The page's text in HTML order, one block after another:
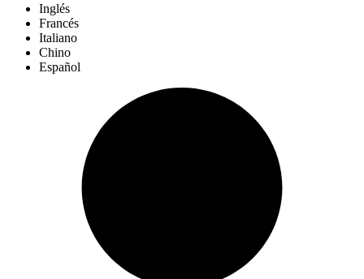
Inglés
Francés
Italiano
Chino
Español